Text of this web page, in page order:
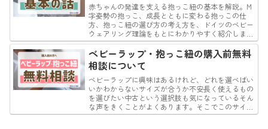
赤ちゃんの発達を支える抱っこ紐の基本を解説。M
字姿勢の抱っこ、成長とともに変わる抱っこの仕
方、抱っこ紐の選び方の考え方を、ドイツのベビー
ウェアリング理論をもとにわかりやすく紹介しま
す。
ベビーラップ・抱っこ紐の購入前無料
相談について
ベビーラップに興味はあるけれど、どれを選べばい
いかわからないサイズが合うか不安長く使えるもの
を選びたい中古という選択肢も気になっているそん
な声をきくことがよくあります。そこでこのサイト
では、ベビーラップを中心に、リングスリングや海